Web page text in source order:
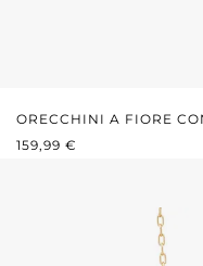
ORECCHINI A FIORE
PREZZO
159,99 €